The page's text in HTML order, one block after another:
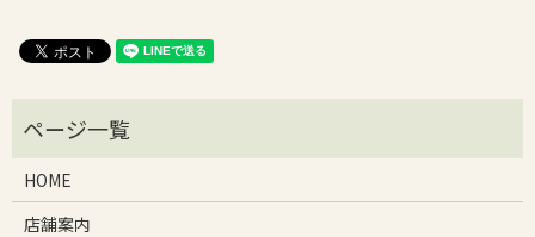
HOME
店舗案内